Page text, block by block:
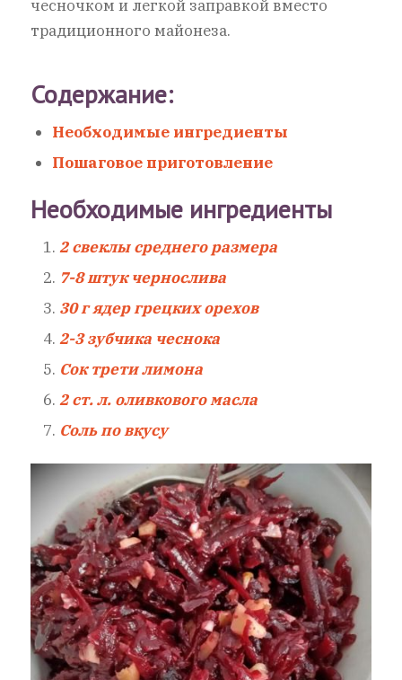
чесночком и легкой заправкой вместо
традиционного майонеза.
Содержание:
Необходимые ингредиенты
Пошаговое приготовление
Необходимые ингредиенты
2 свеклы среднего размера
7-8 штук чернослива
30 г ядер грецких орехов
2-3 зубчика чеснока
Сок трети лимона
2 ст. л. оливкового масла
Соль по вкусу